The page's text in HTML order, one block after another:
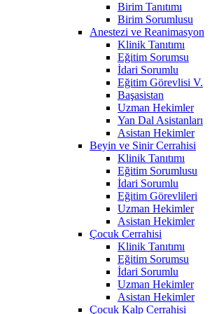
Birim Tanıtımı
Birim Sorumlusu
Anestezi ve Reanimasyon
Klinik Tanıtımı
Eğitim Sorumsu
İdari Sorumlu
Eğitim Görevlisi V.
Başasistan
Uzman Hekimler
Yan Dal Asistanları
Asistan Hekimler
Beyin ve Sinir Cerrahisi
Klinik Tanıtımı
Eğitim Sorumlusu
İdari Sorumlu
Eğitim Görevlileri
Uzman Hekimler
Asistan Hekimler
Çocuk Cerrahisi
Klinik Tanıtımı
Eğitim Sorumsu
İdari Sorumlu
Uzman Hekimler
Asistan Hekimler
Çocuk Kalp Cerrahisi